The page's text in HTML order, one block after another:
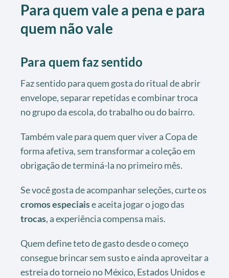
Para quem vale a pena e para
quem não vale
Para quem faz sentido
Faz sentido para quem gosta do ritual de abrir
envelope, separar repetidas e combinar troca
no grupo da escola, do trabalho ou do bairro.
Também vale para quem quer viver a Copa de
forma afetiva, sem transformar a coleção em
obrigação de terminá-la no primeiro mês.
Se você gosta de acompanhar seleções, curte os
cromos especiaise aceita jogar o jogo das
trocas, a experiência compensa mais.
Quem define teto de gasto desde o começo
consegue brincar sem susto e ainda aproveitar a
estreia do torneio no México, Estados Unidos e